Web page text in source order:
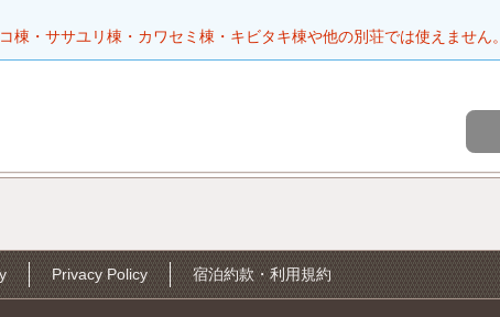
・ササユリ棟・カワセミ棟・キビタキ棟や他の別荘では使えません。
Privacy Policy 宿泊約款・利用規約